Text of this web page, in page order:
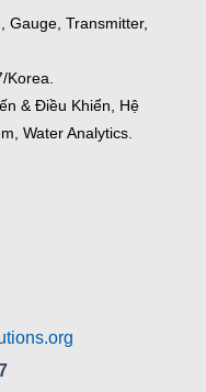
Gauge, Transmitter,
Korea.
& Điều Khiển, Hệ
Water Analytics.